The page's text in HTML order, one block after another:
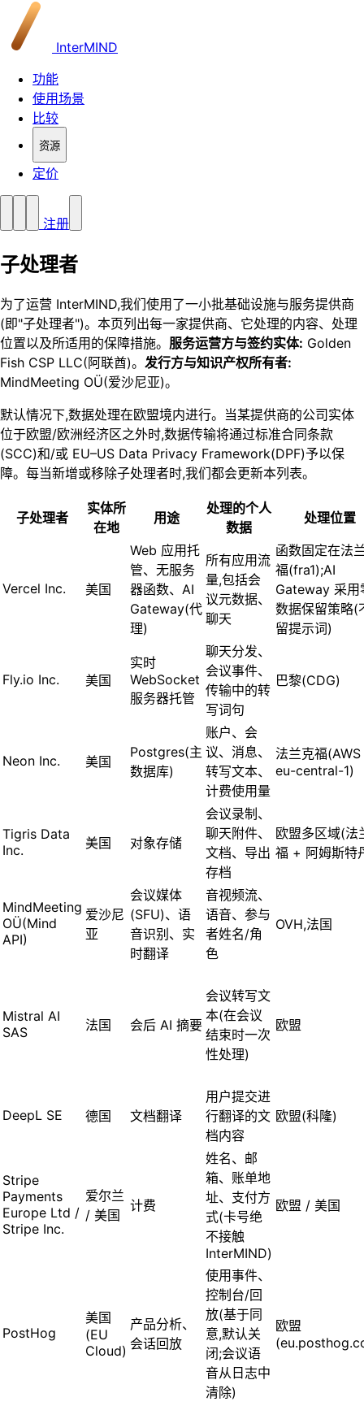
InterMIND
功能
使用场景
比较
资源
定价
注册
子处理者
为了运营 InterMIND,我们使用了一小批基础设施与服务提供商
(即"子处理者")。本页列出每一家提供商、它处理的内容、处理
位置以及所适用的保障措施。 服务运营方与签约实体: Golden
Fish CSP LLC(阿联酋)。 发行方与知识产权所有者:
MindMeeting OÜ(爱沙尼亚)。
默认情况下,数据处理在欧盟境内进行。当某提供商的公司实体
位于欧盟/欧洲经济区之外时,数据传输将通过标准合同条款
(SCC)和/或 EU–US Data Privacy Framework(DPF)予以保
障。每当新增或移除子处理者时,我们都会更新本列表。
子处理者
实体所
在地
用途
处理的个人
数据
处理位置
Vercel Inc. 美国
Web 应用托
管、无服务
器函数、AI
Gateway(代
理)
所有应用流
量,包括会
议元数据、
聊天
函数固定在法
福(fra1);AI
Gateway 采用
数据保留策略(
留提示词)
Fly.io Inc. 美国
实时
WebSocket
服务器托管
聊天分发、
会议事件、
传输中的转
写词句
巴黎(CDG)
Neon Inc. 美国
Postgres(主
数据库)
账户、会
议、消息、
转写文本、
计费使用量
法兰克福(AWS
eu-central-1)
Tigris Data
Inc.
美国 对象存储
会议录制、
聊天附件、
文档、导出
存档
欧盟多区域(法
福 + 阿姆斯特
MindMeeting
OÜ(Mind
API)
爱沙尼
亚
会议媒体
(SFU)、语
音识别、实
时翻译
音视频流、
语音、参与
者姓名/角
色
OVH,法国
Mistral AI
SAS
法国 会后 AI 摘要
会议转写文
本(在会议
结束时一次
性处理)
欧盟
DeepL SE 德国 文档翻译
用户提交进
行翻译的文
档内容
欧盟(科隆)
Stripe
Payments
Europe Ltd /
Stripe Inc.
爱尔兰
/ 美国
计费
姓名、邮
箱、账单地
址、支付方
式(卡号绝
不接触
InterMIND)
欧盟 / 美国
PostHog
美国
(EU
Cloud)
产品分析、
会话回放
使用事件、
控制台/回
放(基于同
意,默认关
闭;会议语
音从日志中
清除)
欧盟